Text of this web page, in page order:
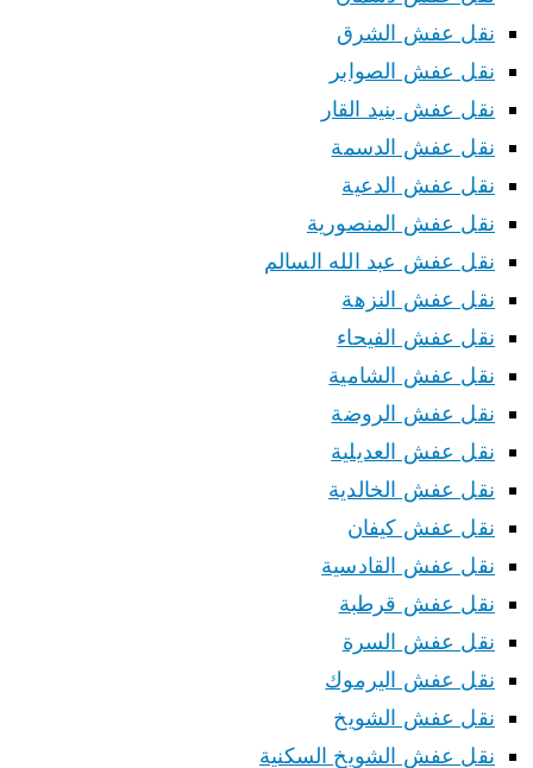
نقل عفش الشرق
نقل عفش الصوابر
نقل عفش بنيد القار
نقل عفش الدسمة
نقل عفش الدعية
نقل عفش المنصورية
نقل عفش عبد الله السالم
نقل عفش النزهة
نقل عفش الفيحاء
نقل عفش الشامية
نقل عفش الروضة
نقل عفش العديلية
نقل عفش الخالدية
نقل عفش كيفان
نقل عفش القادسية
نقل عفش قرطبة
نقل عفش السرة
نقل عفش اليرموك
نقل عفش الشويخ
نقل عفش الشويخ السكنية